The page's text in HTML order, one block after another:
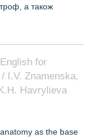
а також
for
I.V. Znamenska,
Havrylieva
as the base